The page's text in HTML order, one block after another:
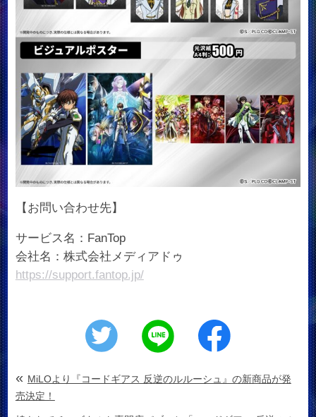
【お問い合わせ先】
サービス名：FanTop
会社名：株式会社メディアドゥ
https://support.fantop.jp/
« MiLOより『コードギアス 反逆のルルーシュ』の新商品が発
売決定！